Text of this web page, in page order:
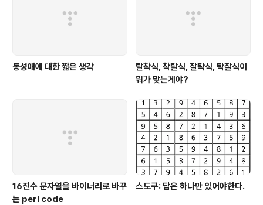
동성애에 대한 짧은 생각
탈착식, 착탈식, 찰탁식, 탁찰식이
뭐가 맞는게야?
16진수 문자열을 바이너리로 바꾸
는 perl code
스도쿠: 답은 하나만 있어야한다.